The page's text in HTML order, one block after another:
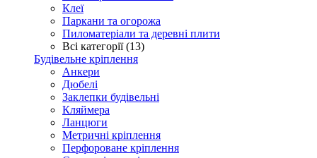
Клеї
Паркани та огорожа
Пиломатеріали та деревні плити
Всі категорії (13)
Будівельне кріплення
Анкери
Дюбелі
Заклепки будівельні
Кляймера
Ланцюги
Метричні кріплення
Перфороване кріплення